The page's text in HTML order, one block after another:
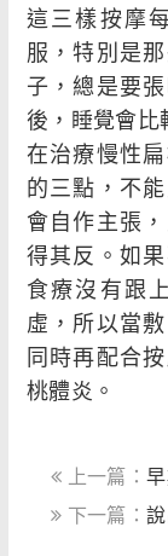
這三樣按摩
服，特別是
子，總是要
後，睡覺會比
在治療慢性
的三點，不
會自作主張
得其反。如
食療沒有跟
虛，所以當
同時再配合
桃體炎。
上一篇：
下一篇：